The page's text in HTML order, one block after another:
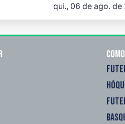
qui., 06 de ago. de